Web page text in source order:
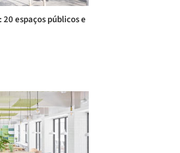
espaços públicos e